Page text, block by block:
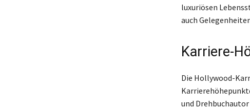
luxuriösen
auch
Karriere-
Die Hollywood-
und Drehbuchautor